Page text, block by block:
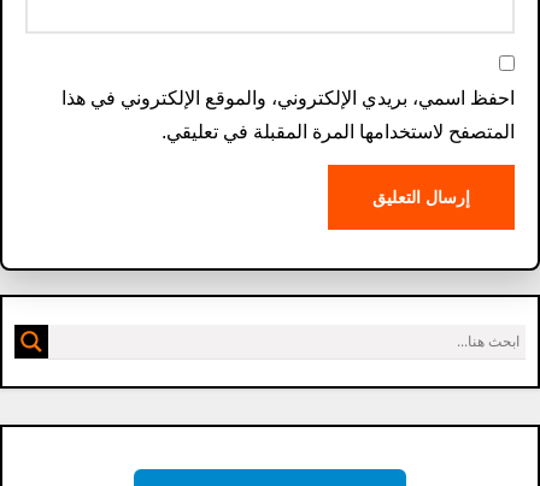
احفظ اسمي، بريدي الإلكتروني، والموقع الإلكتروني في هذا
المتصفح لاستخدامها المرة المقبلة في تعليقي.